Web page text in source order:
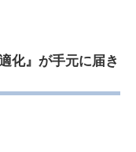
化』が手元に届き